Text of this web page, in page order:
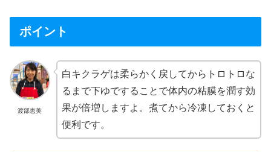
ポイント
渡部恵美
白キクラゲは柔らかく戻してからトロトロな
るまで下ゆですることで体内の粘膜を潤す効
果が倍増しますよ。煮てから冷凍しておくと
便利です。